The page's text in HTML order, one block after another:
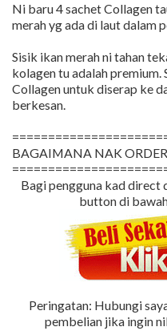
Ni baru 4 sachet Collagen
merah yg ada di laut dalam
Sisik ikan merah ni tahan
kolagen tu adalah premium.
Collagen untuk diserap ke
berkesan.
BAGAIMANA NAK
Bagi pengguna kad
button di
Peringatan: Hubungi
pembelian jika ingin